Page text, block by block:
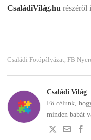
CsaládiVilág.hu részéről
Családi Fotópályázat, FB
Családi Világ
Fő célunk,
minden babát